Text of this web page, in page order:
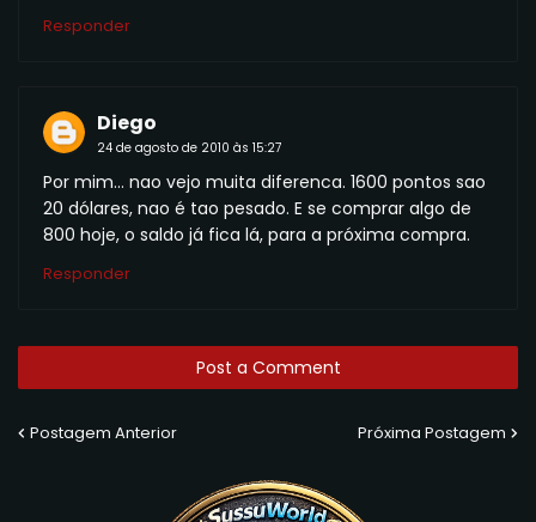
Responder
Diego
24 de agosto de 2010 às 15:27
Por mim... nao vejo muita diferenca. 1600 pontos sao
20 dólares, nao é tao pesado. E se comprar algo de
800 hoje, o saldo já fica lá, para a próxima compra.
Responder
Post a Comment
Postagem Anterior Próxima Postagem